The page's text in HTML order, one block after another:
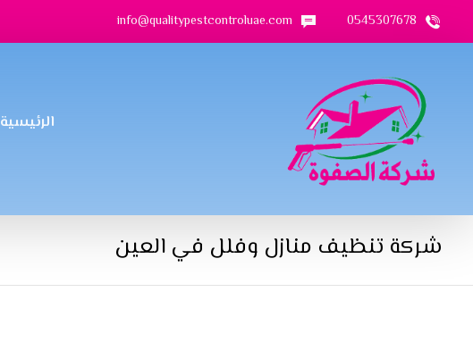
0545307678
info@qualitypestcontroluae.com
الرئيسية
شركة تنظيف منازل وفلل في العين